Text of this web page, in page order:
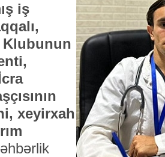
iş
xeyirxah